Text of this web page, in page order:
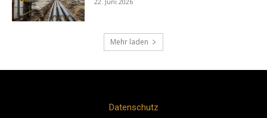
Mehr laden
Datenschutz